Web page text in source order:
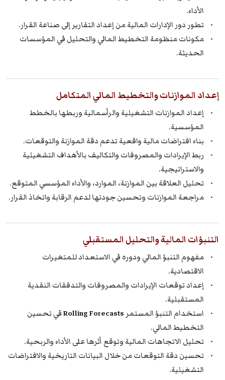
الأداء.
تطور دور الإدارات المالية من إعداد التقارير إلى صناعة القرار.
مكونات منظومة التخطيط المالي والتحليل في المؤسسات
الحديثة.
إعداد الموازنات والتخطيط المالي المتكامل
إعداد الموازنات التشغيلية والرأسمالية وربطها بالخطط
المؤسسية.
بناء افتراضات مالية واقعية تدعم دقة الموازنة والتوقعات.
ربط الإيرادات والمصروفات والتكاليف بالأهداف التشغيلية
والاستراتيجية.
تحليل العلاقة بين الموازنة، الموارد، والأداء المؤسسي المتوقع.
مراجعة الموازنات وتحسين جودتها لدعم الرقابة واتخاذ القرار.
التنبؤات المالية والتحليل المستقبلي
مفهوم التنبؤ المالي ودوره في الاستعداد للمتغيرات
الاقتصادية.
إعداد توقعات الإيرادات والمصروفات والتدفقات النقدية
المستقبلية.
استخدام التنبؤ المستمر Rolling Forecastsفي تحسين
التخطيط المالي.
تحليل الاتجاهات المالية وتوقع أثرها على الأداء والربحية.
تحسين دقة التوقعات من خلال البيانات التاريخية والافتراضات
التشغيلية.